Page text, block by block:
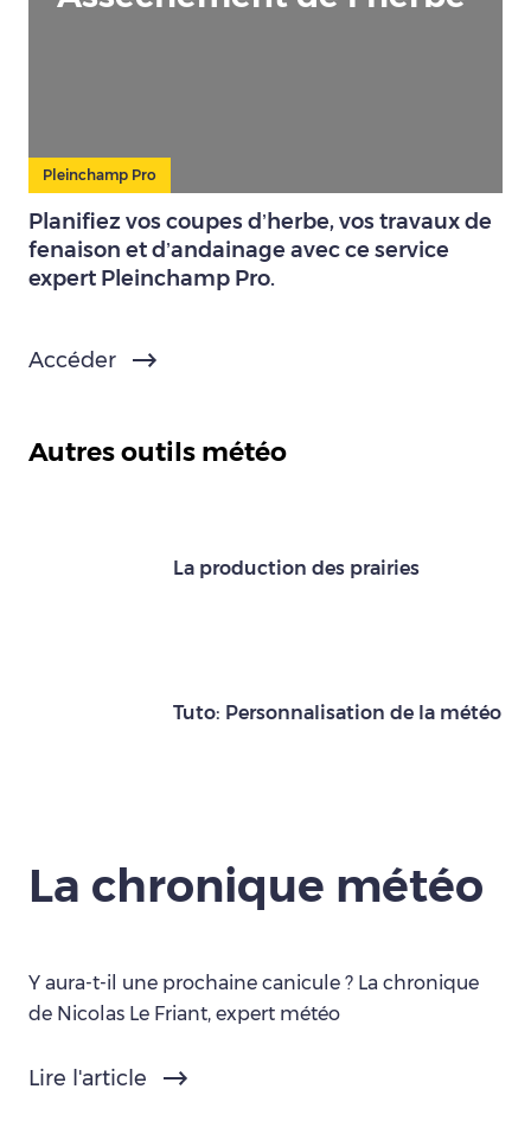
Pleinchamp Pro
Planifiez vos coupes d’herbe, vos travaux de
fenaison et d’andainage avec ce service
expert Pleinchamp Pro.
Accéder
Autres outils météo
La production des prairies
Tuto: Personnalisation de la météo
La chronique météo
Y aura-t-il une prochaine canicule ? La chronique
de Nicolas Le Friant, expert météo
Lire l'article